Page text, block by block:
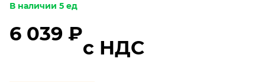
В наличии 5 ед
6 039 ₽
с НДС